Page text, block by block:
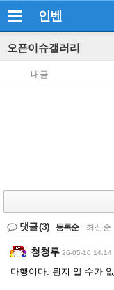
인벤
오픈이슈갤러리
내글
댓글(3) 등록순 최신순
청청루 26-05-10 14:14
다행이다. 뭔지 알 수가